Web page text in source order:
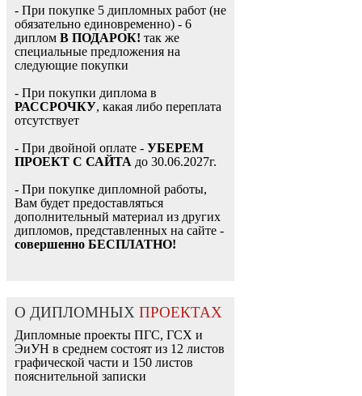
- При покупке 5 дипломных работ (не
обязательно единовременно) - 6
диплом В ПОДАРОК! так же
специальные предложения на
следующие покупки
- При покупки диплома в
РАССРОЧКУ, какая либо переплата
отсутствует
- При двойной оплате - УБЕРЕМ
ПРОЕКТ С САЙТА до 30.06.2027г.
- При покупке дипломной работы,
Вам будет предоставляться
дополнительный материал из других
дипломов, представленных на сайте -
совершенно БЕСПЛАТНО!
О ДИПЛОМНЫХ ПРОЕКТАХ
Дипломные проекты ПГС, ГСХ и
ЭиУН в среднем состоят из 12 листов
графической части и 150 листов
пояснительной записки